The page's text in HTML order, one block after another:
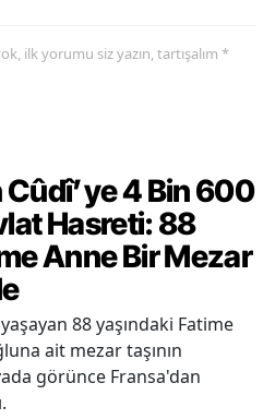
ilk yorumu siz yazın, tartışalım *
4 Bin 600
Hasreti: 88
Anne Bir Mezar
88 yaşındaki Fatime
ait mezar taşının
görünce Fransa'dan